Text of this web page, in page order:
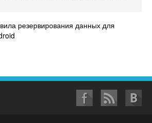
резервирования данных для